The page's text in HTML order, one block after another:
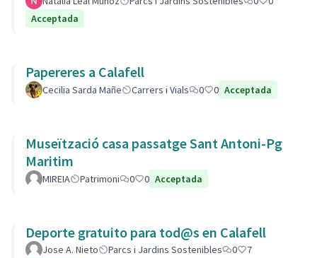
Acceptada
Papereres a Calafell
Cecilia Sarda Mañe Carrers i Vials 0 0 Acceptada
Museïtzació casa passatge Sant Antoni-Pg
Maritim
MIREIA Patrimoni 0 0 Acceptada
Deporte gratuito para tod@s en Calafell
Jose A. Nieto Parcs i Jardins Sostenibles 0
7